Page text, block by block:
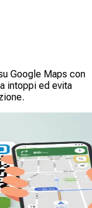
Google Maps con
intoppi ed evita